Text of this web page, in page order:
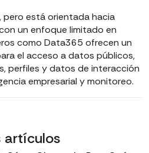
pero está orientada hacia
un enfoque limitado en
como Data365 ofrecen un
el acceso a datos públicos,
perfiles y datos de interacción
empresarial y monitoreo.
artículos